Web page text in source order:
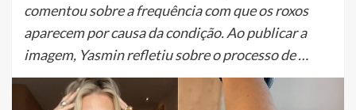
comentou sobre a frequência com que os roxos
aparecem por causa da condição. Ao publicar a
imagem, Yasmin refletiu sobre o processo de …